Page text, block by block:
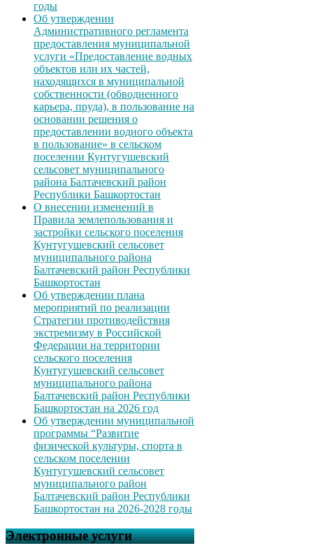
годы
Об утверждении
Административного регламента
предоставления муниципальной
услуги «Предоставление водных
объектов или их частей,
находящихся в муниципальной
собственности (обводненного
карьера, пруда), в пользование на
основании решения о
предоставлении водного объекта
в пользование» в сельском
поселении Кунтугушевский
сельсовет муниципального
района Балтачевский район
Республики Башкортостан
О внесении изменений в
Правила землепользования и
застройки сельского поселения
Кунтугушевский сельсовет
муниципального района
Балтачевский район Республики
Башкортостан
Об утверждении плана
мероприятий по реализации
Стратегии противодействия
экстремизму в Российской
Федерации на территории
сельского поселения
Кунтугушевский сельсовет
муниципального района
Балтачевский район Республики
Башкортостан на 2026 год
Об утверждении муниципальной
программы “Развитие
физической культуры, спорта в
сельском поселении
Кунтугушевский сельсовет
муниципального район
Балтачевский район Республики
Башкортостан на 2026-2028 годы
Электронные услуги